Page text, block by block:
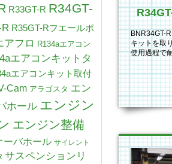
BNR34GT-
キットを取
使用過程で
細部の改
R33GT-R R34GT-
R35GT-Rフエールポ
アフロ R134aエアコン
エアコンキットタ
エアコンキット取付
Cam アラゴスタ エン
ホール エンジン
エンジン整備
ーバホール サイレント
サスペンションリ